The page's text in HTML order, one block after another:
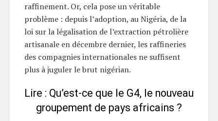
raffinement. Or, cela pose un véritable
problème : depuis l’adoption, au Nigéria, de la
loi sur la légalisation de l’extraction pétrolière
artisanale en décembre dernier, les raffineries
des compagnies internationales ne suffisent
plus à juguler le brut nigérian.
Lire : Qu’est-ce que le G4, le nouveau
groupement de pays africains ?